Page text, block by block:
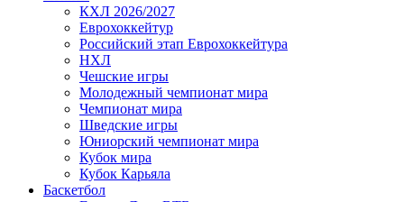
КХЛ 2026/2027
Еврохоккейтур
Российский этап Еврохоккейтура
НХЛ
Чешские игры
Молодежный чемпионат мира
Чемпионат мира
Шведские игры
Юниорский чемпионат мира
Кубок мира
Кубок Карьяла
Баскетбол